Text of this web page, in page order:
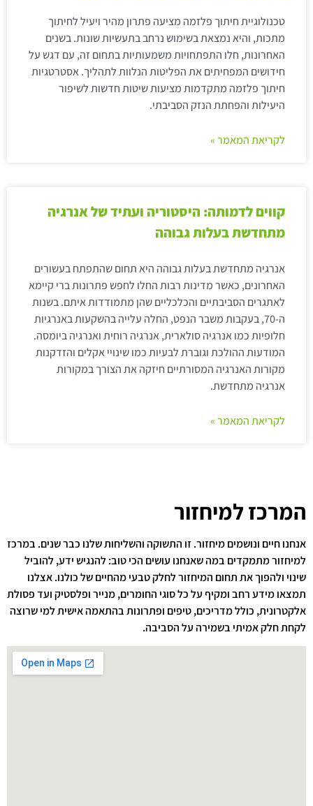
טכנולוגיית חיתוך פלזמה מציעה פתרון מהיר ויעיל לחיתוך
מתכות, והיא נמצאת בשימוש נרחב בתעשיות שונות. בשנים
האחרונות, חלו התפתחויות משמעותיות בתחום זה, עם דגש על
חידושים המפחיתים את הפליטות הנלוות לתהליך. אסטרטגיות
חיתוך פלזמה מתקדמות מציעות שיטות חדשות לשיפור
היעילות והפחתת הנזק הסביבתי.
לקריאת המאמר »
קווים לדמותה: היסטוריה ועתיד של אנרגיה
מתחדשת בעלות גבוהה
אנרגיה מתחדשת בעלות גבוהה היא תחום שהתפתח בעשורים
האחרונים, כאשר מדינות רבות החלו לחפש פתרונות ברי קיימא
לאתגרים הסביבתיים והכלכליים שהן מתמודדות איתם. בשנות
ה-70, בעקבות משבר הנפט, החלה עלייה בהשקעות באנרגיות
חלופיות כמו אנרגיה סולארית, אנרגיה רוחית ואנרגיה ביומסה.
המודעות ההולכת וגוברת לבעיות כמו שינויי אקלים והזדקנות
מקורות האנרגיה המסורתיים חיזקה את הצורך במקורות
אנרגיה מתחדשת.
לקריאת המאמר »
המרכז למיחזור
אנחנו חיים ונושמים מיחזור. זו התשוקה והשליחות שלנו כבר שנים. במרכז
למיחזור מתמקדים במה שאנחנו עושים הכי טוב: להנגיש ידע, להוביל
שינוי ולהפוך את תחום המיחזור לחלק טבעי מהחיים של כולנו. אצלנו
תמצאו מידע רחב ומקיף על כל סוגי החומרים, מנייר ופלסטיק ועד פסולת
אלקטרונית, כולל מדריכים, טיפים ופתרונות בהתאמה אישית למי שרוצה
לקחת חלק אמיתי בשמירה על הסביבה.